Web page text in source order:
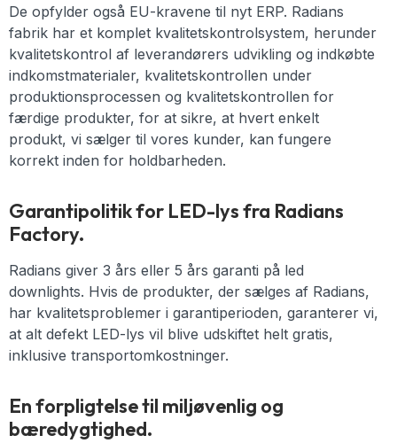
De opfylder også EU-kravene til nyt ERP. Radians
fabrik har et komplet kvalitetskontrolsystem, herunder
kvalitetskontrol af leverandørers udvikling og indkøbte
indkomstmaterialer, kvalitetskontrollen under
produktionsprocessen og kvalitetskontrollen for
færdige produkter, for at sikre, at hvert enkelt
produkt, vi sælger til vores kunder, kan fungere
korrekt inden for holdbarheden.
Garantipolitik for LED-lys fra Radians
Factory.
Radians giver 3 års eller 5 års garanti på led
downlights. Hvis de produkter, der sælges af Radians,
har kvalitetsproblemer i garantiperioden, garanterer vi,
at alt defekt LED-lys vil blive udskiftet helt gratis,
inklusive transportomkostninger.
En forpligtelse til miljøvenlig og
bæredygtighed.